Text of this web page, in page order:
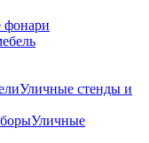
фонари
Уличные стенды и
Уличные